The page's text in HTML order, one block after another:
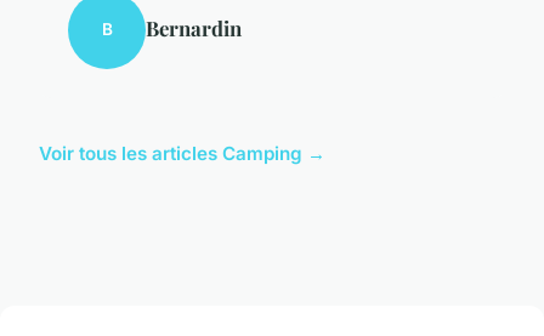
B Bernardin
Voir tous les articles Camping →